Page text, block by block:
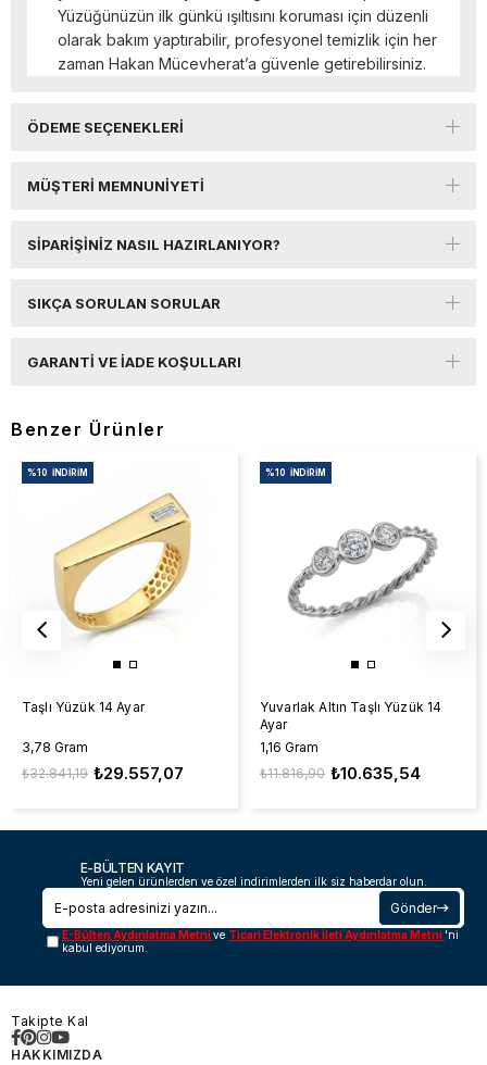
Yüzüğünüzün ilk günkü ışıltısını koruması için düzenli
olarak bakım yaptırabilir, profesyonel temizlik için her
zaman Hakan Mücevherat’a güvenle getirebilirsiniz.
ÖDEME SEÇENEKLERI
MÜŞTERI MEMNUNIYETI
SIPARIŞINIZ NASIL HAZIRLANIYOR?
SIKÇA SORULAN SORULAR
GARANTI VE İADE KOŞULLARI
Benzer Ürünler
Taşlı Yüzük 14 Ayar
3,78 Gram
₺29.557,07
₺32.841,19
%10 İNDIRIM
Yuvarlak Altın Taşlı Yüzük 14
Ayar
1,16 Gram
₺10.635,54
₺11.816,90
%10 İNDIRIM
E-BÜLTEN KAYIT
Yeni gelen ürünlerden ve özel indirimlerden ilk siz haberdar olun.
Gönder
E-Bülten Aydınlatma Metnive Ticari Elektronik İleti Aydınlatma Metni 'ni
kabul ediyorum.
Takipte Kal
HAKKIMIZDA